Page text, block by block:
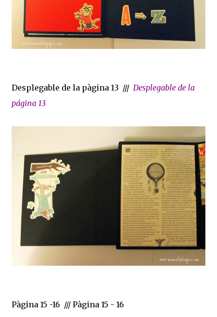
Desplegable de la pàgina 13 /// Desplegable de la
página 13
Pàgina 15 -16 /// Pàgina 15 - 16